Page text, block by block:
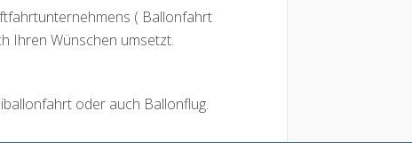
( Ballonfahrt
Ihren Wünschen umsetzt.
oder auch Ballonflug.